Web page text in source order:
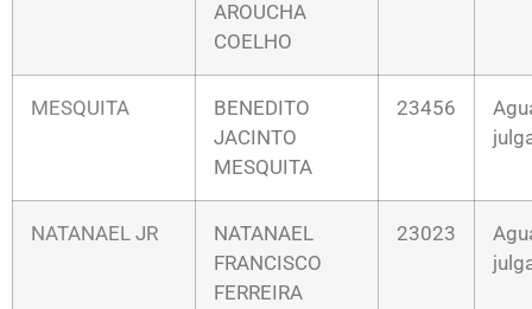
AROUCHA
COELHO
MESQUITA
BENEDITO
JACINTO
MESQUITA
23456
NATANAEL JR
NATANAEL
FRANCISCO
FERREIRA
23023